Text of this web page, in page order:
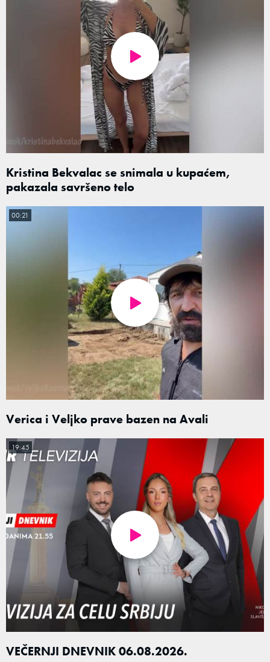
Kristina Bekvalac se snimala u kupaćem,
pakazala savršeno telo
Verica i Veljko prave bazen na Avali
00:21
VEČERNJI DNEVNIK 06.08.2026.
19:45